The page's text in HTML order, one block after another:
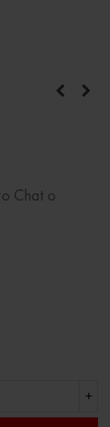
Chat o
+